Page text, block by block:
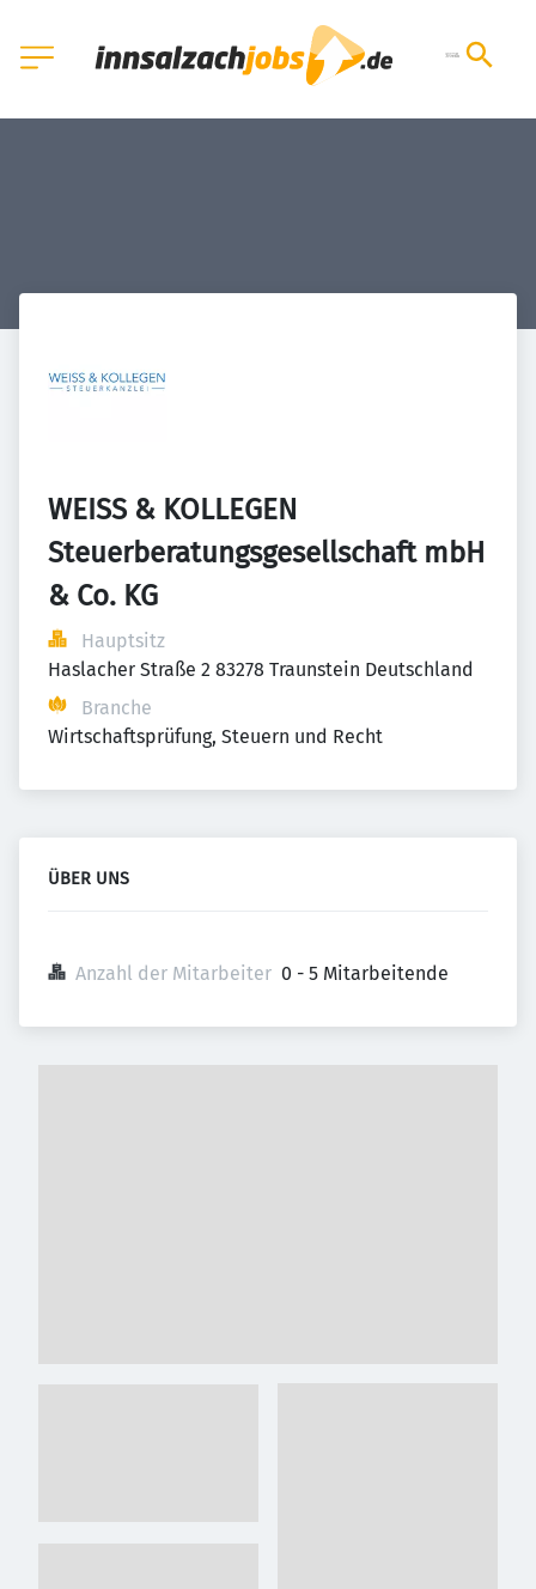
WEISS & KOLLEGEN
Steuerberatungsgesellschaft mbH
& Co. KG
Hauptsitz
Haslacher Straße 2 83278 Traunstein Deutschland
Branche
Wirtschaftsprüfung, Steuern und Recht
ÜBER UNS
Anzahl der Mitarbeiter 0 - 5 Mitarbeitende